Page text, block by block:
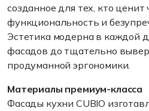
созданное для тех, кто ценит
функциональность и
Эстетика модерна в каждой
фасадов до тщательно
продуманной эргономики.
Материалы премиум-класса
Фасады кухни CUBIO